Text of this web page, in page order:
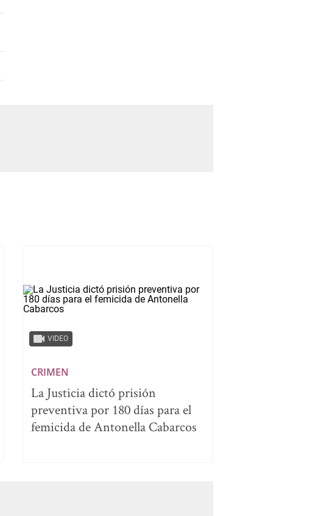
VIDEO
CRIMEN
La Justicia dictó prisión
preventiva por 180 días para el
femicida de Antonella Cabarcos